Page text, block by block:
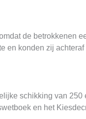
de betrokkenen
en konden zij
schikking van
en het